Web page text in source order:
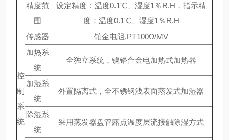
控
制
系
统
精度范
围
设定精度：温度0.1℃、湿度1％R.H，指示精
度：温度0.1℃、湿度1％R.H
传感器
铂金电阻.PT100Ω/MV
加热系
统
全独立系统，镍铬合金电加热式加热器
加湿系
统
外置隔离式，全不锈钢浅表面蒸发式加湿器
除湿系
统
采用蒸发器盘管露点温度层流接触除湿方式